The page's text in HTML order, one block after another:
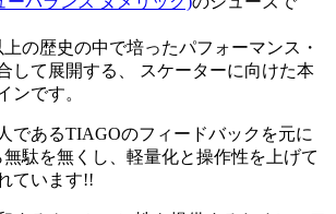
の歴史の中で培ったパフォーマンス・
して展開する、 スケーターに向けた本
ンです。
であるTIAGOのフィードバックを元に
駄を無くし、軽量化と操作性を上げて
ています!!